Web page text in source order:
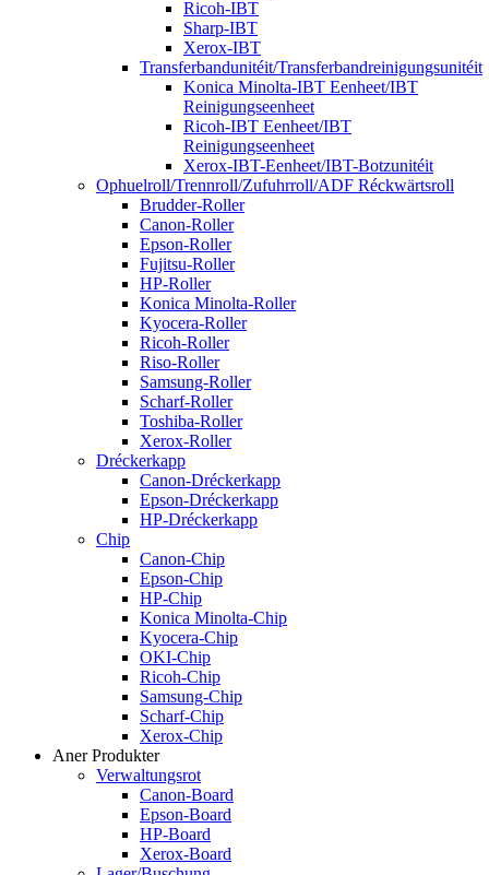
Ricoh-IBT
Sharp-IBT
Xerox-IBT
Transferbandunitéit/Transferbandreinigungsunitéit
Konica Minolta-IBT Eenheet/IBT
Reinigungseenheet
Ricoh-IBT Eenheet/IBT
Reinigungseenheet
Xerox-IBT-Eenheet/IBT-Botzunitéit
Ophuelroll/Trennroll/Zufuhrroll/ADF Réckwärtsroll
Brudder-Roller
Canon-Roller
Epson-Roller
Fujitsu-Roller
HP-Roller
Konica Minolta-Roller
Kyocera-Roller
Ricoh-Roller
Riso-Roller
Samsung-Roller
Scharf-Roller
Toshiba-Roller
Xerox-Roller
Dréckerkapp
Canon-Dréckerkapp
Epson-Dréckerkapp
HP-Dréckerkapp
Chip
Canon-Chip
Epson-Chip
HP-Chip
Konica Minolta-Chip
Kyocera-Chip
OKI-Chip
Ricoh-Chip
Samsung-Chip
Scharf-Chip
Xerox-Chip
Aner Produkter
Verwaltungsrot
Canon-Board
Epson-Board
HP-Board
Xerox-Board